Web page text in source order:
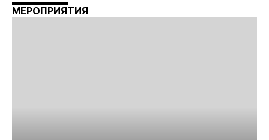
МЕРОПРИЯТИЯ